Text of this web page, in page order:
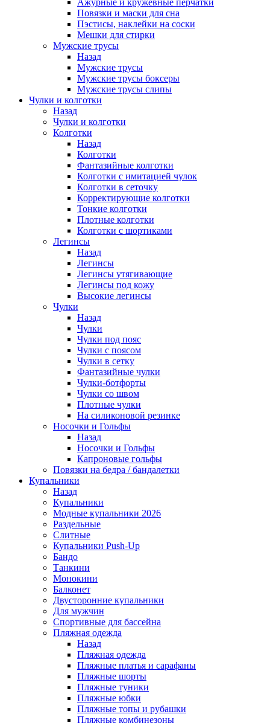
Ажурные и кружевные перчатки
Повязки и маски для сна
Пэстисы, наклейки на соски
Мешки для стирки
Мужские трусы
Назад
Мужские трусы
Мужские трусы боксеры
Мужские трусы слипы
Чулки и колготки
Назад
Чулки и колготки
Колготки
Назад
Колготки
Фантазийные колготки
Колготки с имитацией чулок
Колготки в сеточку
Корректирующие колготки
Тонкие колготки
Плотные колготки
Колготки с шортиками
Легинсы
Назад
Легинсы
Легинсы утягивающие
Легинсы под кожу
Высокие легинсы
Чулки
Назад
Чулки
Чулки под пояс
Чулки с поясом
Чулки в сетку
Фантазийные чулки
Чулки-ботфорты
Чулки со швом
Плотные чулки
На силиконовой резинке
Носочки и Гольфы
Назад
Носочки и Гольфы
Капроновые гольфы
Повязки на бедра / бандалетки
Купальники
Назад
Купальники
Модные купальники 2026
Раздельные
Слитные
Купальники Push-Up
Бандо
Танкини
Монокини
Балконет
Двусторонние купальники
Для мужчин
Спортивные для бассейна
Пляжная одежда
Назад
Пляжная одежда
Пляжные платья и сарафаны
Пляжные шорты
Пляжные туники
Пляжные юбки
Пляжные топы и рубашки
Пляжные комбинезоны